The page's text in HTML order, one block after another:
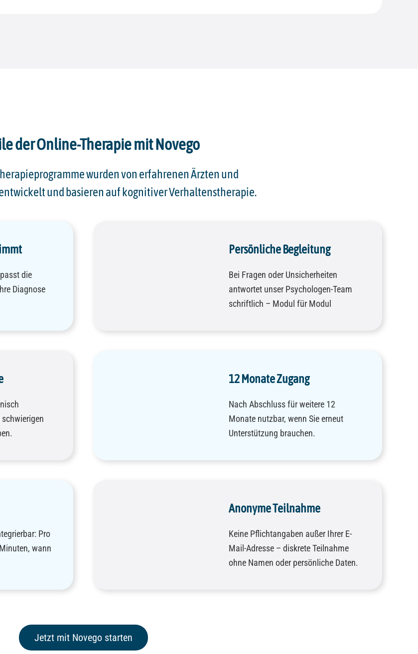
der Online-Therapie mit Novego
wurden von erfahrenen Ärzten und
und basieren auf kognitiver Verhaltenstherapie.
die
Diagnose
Persönliche Begleitung
Bei Fragen oder Unsicherheiten
antwortet unser Psychologen-Team
schriftlich – Modul für Modul
12 Monate Zugang
Nach Abschluss für weitere 12
Monate nutzbar, wenn Sie erneut
Unterstützung brauchen.
Pro
wann
Anonyme Teilnahme
Keine Pflichtangaben außer Ihrer E-
Mail-Adresse – diskrete Teilnahme
ohne Namen oder persönliche Daten.
Jetzt mit Novego starten